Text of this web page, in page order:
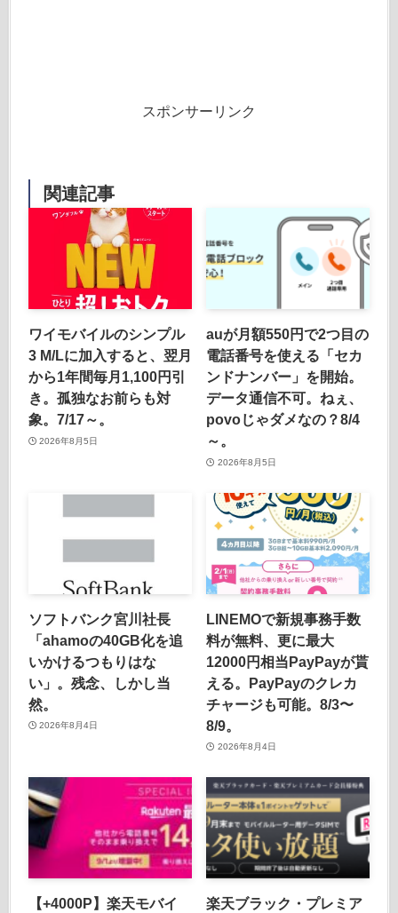
スポンサーリンク
関連記事
ワイモバイルのシンプル
3 M/Lに加入すると、翌月
から1年間毎月1,100円引
き。孤独なお前らも対
象。7/17～。
2026年8月5日
auが月額550円で2つ目の
電話番号を使える「セカ
ンドナンバー」を開始。
データ通信不可。ねぇ、
povoじゃダメなの？8/4
～。
2026年8月5日
ソフトバンク宮川社長
「ahamoの40GB化を追
いかけるつもりはな
い」。残念、しかし当
然。
2026年8月4日
LINEMOで新規事務手数
料が無料、更に最大
12000円相当PayPayが貰
える。PayPayのクレカ
チャージも可能。8/3〜
8/9。
2026年8月4日
【+4000P】楽天モバイ
楽天ブラック・プレミア